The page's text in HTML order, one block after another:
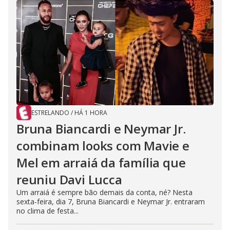
ESTRELANDO / HÁ 1 HORA
Bruna Biancardi e Neymar Jr.
combinam looks com Mavie e
Mel em arraiá da família que
reuniu Davi Lucca
Um arraiá é sempre bão demais da conta, né? Nesta
sexta-feira, dia 7, Bruna Biancardi e Neymar Jr. entraram
no clima de festa...